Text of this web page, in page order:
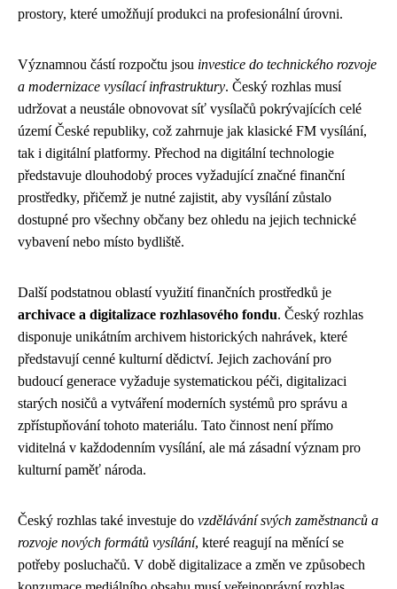
prostory, které umožňují produkci na profesionální úrovni.
Významnou částí rozpočtu jsou investice do technického rozvoje
a modernizace vysílací infrastruktury. Český rozhlas musí
udržovat a neustále obnovovat síť vysílačů pokrývajících celé
území České republiky, což zahrnuje jak klasické FM vysílání,
tak i digitální platformy. Přechod na digitální technologie
představuje dlouhodobý proces vyžadující značné finanční
prostředky, přičemž je nutné zajistit, aby vysílání zůstalo
dostupné pro všechny občany bez ohledu na jejich technické
vybavení nebo místo bydliště.
Další podstatnou oblastí využití finančních prostředků je
archivace a digitalizace rozhlasového fondu. Český rozhlas
disponuje unikátním archivem historických nahrávek, které
představují cenné kulturní dědictví. Jejich zachování pro
budoucí generace vyžaduje systematickou péči, digitalizaci
starých nosičů a vytváření moderních systémů pro správu a
zpřístupňování tohoto materiálu. Tato činnost není přímo
viditelná v každodenním vysílání, ale má zásadní význam pro
kulturní paměť národa.
Český rozhlas také investuje do vzdělávání svých zaměstnanců a
rozvoje nových formátů vysílání, které reagují na měnící se
potřeby posluchačů. V době digitalizace a změn ve způsobech